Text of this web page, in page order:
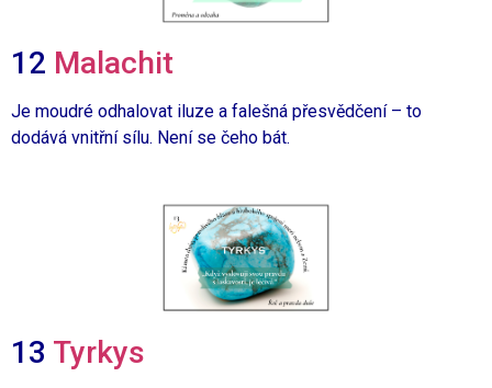
12 Malachit
Je moudré odhalovat iluze a falešná přesvědčení – to
dodává vnitřní sílu. Není se čeho bát.
13 Tyrkys